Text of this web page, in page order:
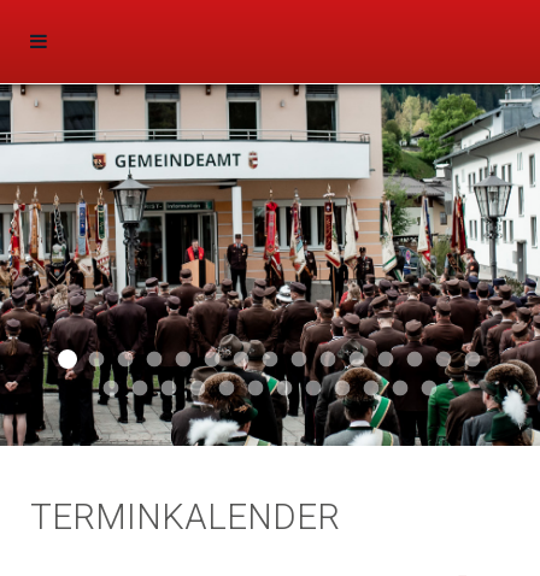
Aktuell 046
Aktuell 047
Start 011Aktuell 044
Aktuell 043
Aktuell 041
Aktuell 042
Aktuell 035
Aktuell 031
Aktuell 032
Aktuell 033
Aktuell 029
Aktuell 027
Aktuell 026
Start
Aktuell 024
Aktuell 019
Auto 010Start 010
Start 002Auto 002Auto 009Auto 006
Start 008Start 005Start 003
Start 006
TERMINKALENDER